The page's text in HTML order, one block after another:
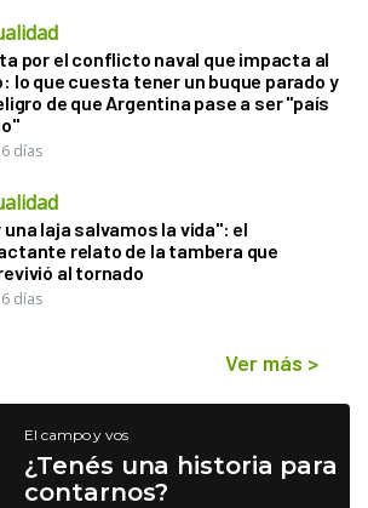
por el conflicto naval que impacta al
lo que cuesta tener un buque parado y
de que Argentina pase a ser "país
días
una laja salvamos la vida": el
relato de la tambera que
al tornado
días
Ver más >
El campo y vos
¿Tenés una historia para
contarnos?